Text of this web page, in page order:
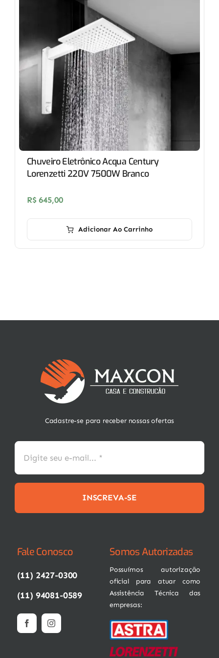
Chuveiro Eletrônico Acqua Century
Lorenzetti 220V 7500W Branco
R$ 645,00
Adicionar Ao Carrinho
Cadastre-se para receber nossas ofertas
INSCREVA-SE
Fale Conosco
(11) 2427-0300
(11) 94081-0589
Somos Autorizadas
Possuímos autorização
oficial para atuar como
Assistência Técnica das
empresas: